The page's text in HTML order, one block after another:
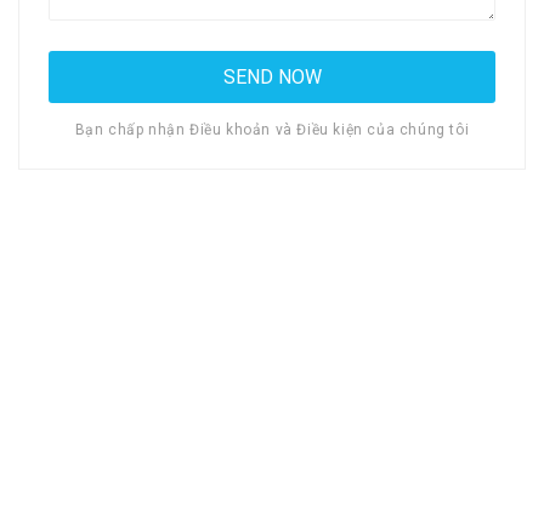
Bạn chấp nhận Điều khoản và Điều kiện của chúng tôi